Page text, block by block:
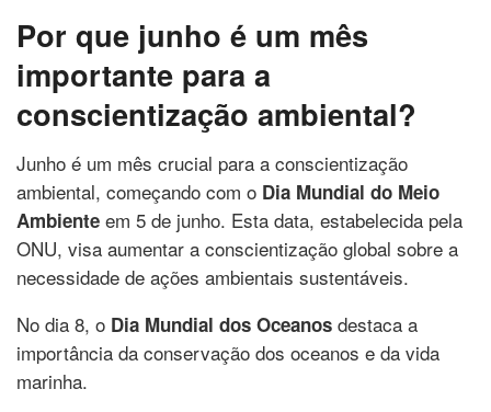
Por que junho é um mês
importante para a
conscientização ambiental?
Junho é um mês crucial para a conscientização
ambiental, começando com o Dia Mundial do Meio
Ambiente em 5 de junho. Esta data, estabelecida pela
ONU, visa aumentar a conscientização global sobre a
necessidade de ações ambientais sustentáveis.
No dia 8, o Dia Mundial dos Oceanos destaca a
importância da conservação dos oceanos e da vida
marinha.